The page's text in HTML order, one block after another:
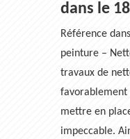
dans le 18
Référence
peinture –
travaux de
favorablement
mettre en
impeccable.